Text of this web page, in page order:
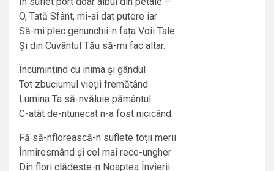
O, Tată Sfânt, mi-ai dat putere iar
Să-mi plec genunchii-n fața Voii Tale
Și din Cuvântul Tău să-mi fac altar.
Încumințind cu inima și gândul
Tot zbuciumul vieții fremătând
Lumina Ta să-nvăluie pământul
C-atât de-ntunecat n-a fost nicicând.
Fă să-nflorească-n suflete toții merii
Înmiresmând și cel mai rece-ungher
Din flori clădește-n Noaptea Învierii